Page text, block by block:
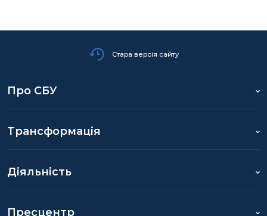
Стара версія сайту
Про СБУ
Трансформація
Діяльність
Пресцентр